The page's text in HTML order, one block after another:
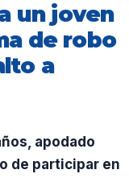
un joven
de robo
a
apodado
de participar en